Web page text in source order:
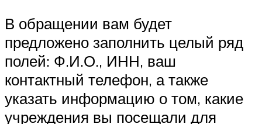
В обращении вам будет
предложено заполнить целый ряд
полей: Ф.И.О., ИНН, ваш
контактный телефон, а также
указать информацию о том, какие
учреждения вы посещали для